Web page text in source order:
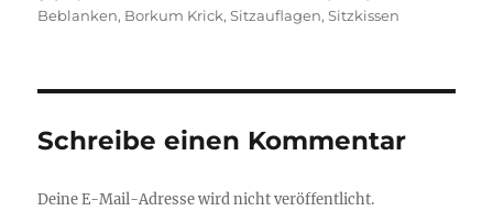
am
Beblanken, Borkum Krick,Sitzauflagen,Sitzkissen
Schreibe einen Kommentar
Deine E-Mail-Adresse wird nicht veröffentlicht.